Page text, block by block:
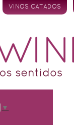
VINOS CATADOS
▼